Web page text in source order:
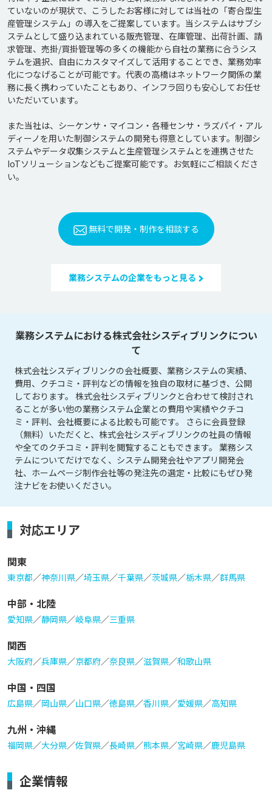
ていないのが現状で、こうしたお客様に対しては当社の「寄合型生
産管理システム」の導入をご提案しています。当システムはサブシ
ステムとして盛り込まれている販売管理、在庫管理、出荷計画、請
求管理、売掛/買掛管理等の多くの機能から自社の業務に合うシス
テムを選択、自由にカスタマイズして活用することでき、業務効率
化につなげることが可能です。代表の高橋はネットワーク関係の業
務に長く携わっていたこともあり、インフラ回りも安心してお任せ
いただいています。
また当社は、シーケンサ・マイコン・各種センサ・ラズパイ・アル
ディーノを用いた制御システムの開発も得意としています。制御シ
ステムやデータ収集システムと生産管理システムとを連携させた
IoTソリューションなどもご提案可能です。お気軽にご相談くださ
い。
無料で開発・制作を相談する
業務システムの企業をもっと見る
業務システムにおける株式会社シスディブリンクについ
て
株式会社シスディブリンクの会社概要、業務システムの実績、
費用、クチコミ・評判などの情報を独自の取材に基づき、公開
しております。 株式会社シスディブリンクと合わせて検討され
ることが多い他の業務システム企業との費用や実績やクチコ
ミ・評判、会社概要による比較も可能です。 さらに会員登録
（無料）いただくと、株式会社シスディブリンクの社員の情報
や全てのクチコミ・評判を閲覧することもできます。 業務シス
テムについてだけでなく、システム開発会社やアプリ開発会
社、ホームページ制作会社等の発注先の選定・比較にもぜひ発
注ナビをお使いください。
対応エリア
関東
東京都／神奈川県／埼玉県／千葉県／茨城県／栃木県／群馬県
中部・北陸
愛知県／静岡県／岐阜県／三重県
関西
大阪府／兵庫県／京都府／奈良県／滋賀県／和歌山県
中国・四国
広島県／岡山県／山口県／徳島県／香川県／愛媛県／高知県
九州・沖縄
福岡県／大分県／佐賀県／長崎県／熊本県／宮崎県／鹿児島県
企業情報